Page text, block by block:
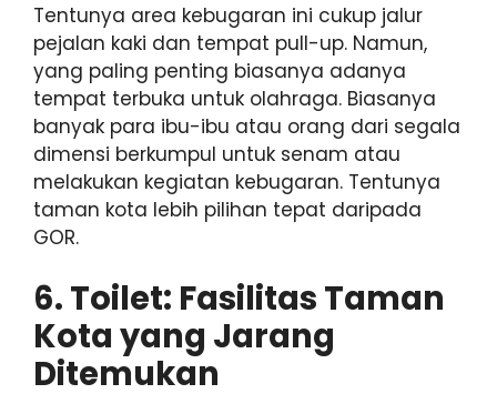
Tentunya area kebugaran ini cukup jalur
pejalan kaki dan tempat pull-up. Namun,
yang paling penting biasanya adanya
tempat terbuka untuk olahraga. Biasanya
banyak para ibu-ibu atau orang dari segala
dimensi berkumpul untuk senam atau
melakukan kegiatan kebugaran. Tentunya
taman kota lebih pilihan tepat daripada
GOR.
6. Toilet: Fasilitas Taman
Kota yang Jarang
Ditemukan